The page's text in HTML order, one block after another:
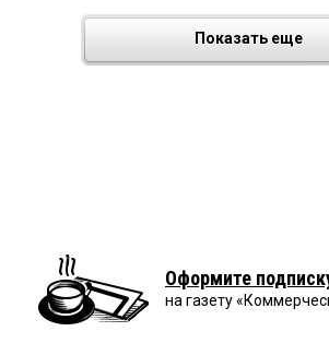
Показать еще
Оформите
на газету